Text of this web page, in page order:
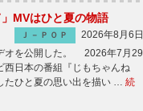
MVはひと夏の物語
Ｊ－ＰＯＰ
2026年8月6日
オを公開した。 2026年7月29
西日本の番組『じもちゃんね
たひと夏の思い出を描い … 続